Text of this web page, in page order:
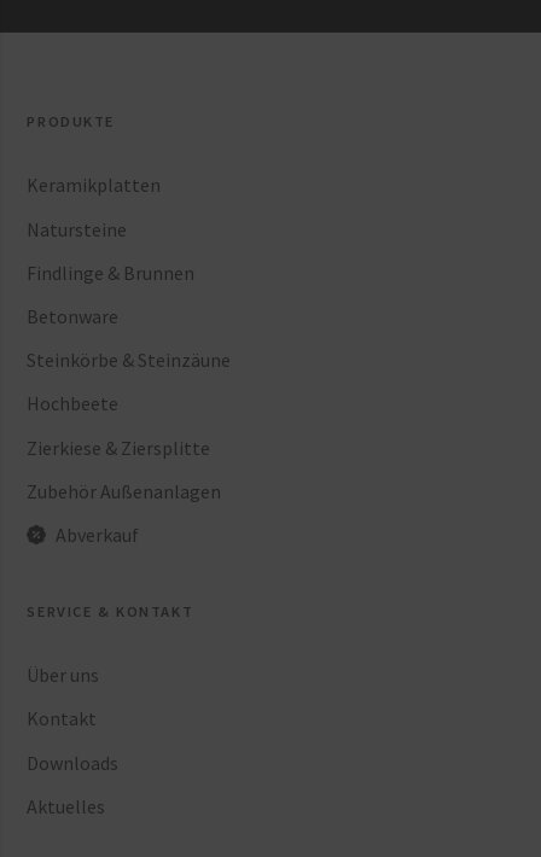
PRODUKTE
Keramikplatten
Natursteine
Findlinge & Brunnen
Betonware
Steinkörbe & Steinzäune
Hochbeete
Zierkiese & Ziersplitte
Zubehör Außenanlagen
Abverkauf
SERVICE & KONTAKT
Über uns
Kontakt
Downloads
Aktuelles